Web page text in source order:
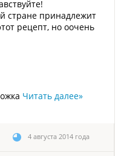
стране принадлежит
рецепт, но оочень
Читать далее»
4 августа 2014 года